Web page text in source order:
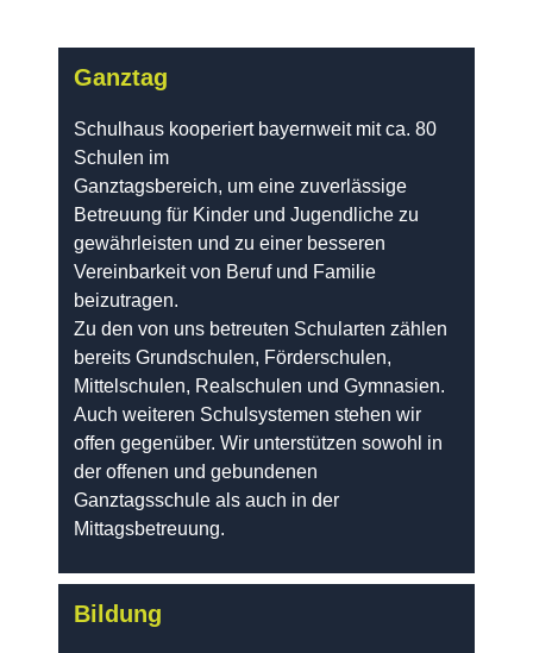
Ganztag
Schulhaus kooperiert bayernweit mit ca. 80
Schulen im
Ganztagsbereich, um eine zuverlässige
Betreuung für Kinder und Jugendliche zu
gewährleisten und zu einer besseren
Vereinbarkeit von Beruf und Familie
beizutragen.
Zu den von uns betreuten Schularten zählen
bereits Grundschulen, Förderschulen,
Mittelschulen, Realschulen und Gymnasien.
Auch weiteren Schulsystemen stehen wir
offen gegenüber. Wir unterstützen sowohl in
der offenen und gebundenen
Ganztagsschule als auch in der
Mittagsbetreuung.
Bildung